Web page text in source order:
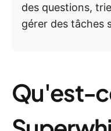
des questions,
gérer des tâches
Qu'est-